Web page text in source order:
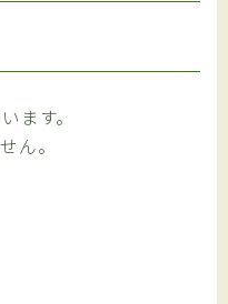
ます。
ん。